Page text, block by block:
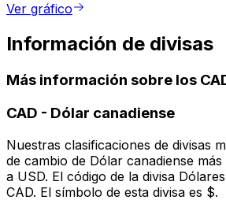
Ver gráfico
Información de divisas
Más información sobre los
CAD - Dólar canadiense
Nuestras clasificaciones de divisas
de cambio de Dólar canadiense
a USD. El código de la divisa
CAD. El símbolo de esta divisa es $.